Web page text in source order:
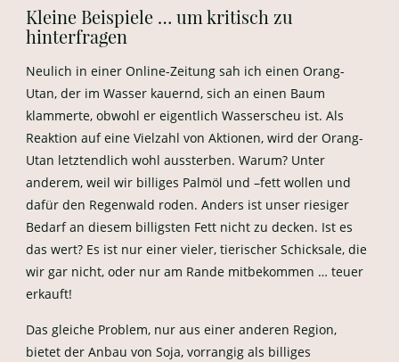
Kleine Beispiele … um kritisch zu
hinterfragen
Neulich in einer Online-Zeitung sah ich einen Orang-
Utan, der im Wasser kauernd, sich an einen Baum
klammerte, obwohl er eigentlich Wasserscheu ist. Als
Reaktion auf eine Vielzahl von Aktionen, wird der Orang-
Utan letztendlich wohl aussterben. Warum? Unter
anderem, weil wir billiges Palmöl und –fett wollen und
dafür den Regenwald roden. Anders ist unser riesiger
Bedarf an diesem billigsten Fett nicht zu decken. Ist es
das wert? Es ist nur einer vieler, tierischer Schicksale, die
wir gar nicht, oder nur am Rande mitbekommen … teuer
erkauft!
Das gleiche Problem, nur aus einer anderen Region,
bietet der Anbau von Soja, vorrangig als billiges